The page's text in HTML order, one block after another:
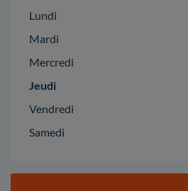
Lundi
Mardi
Mercredi
Jeudi
Vendredi
Samedi